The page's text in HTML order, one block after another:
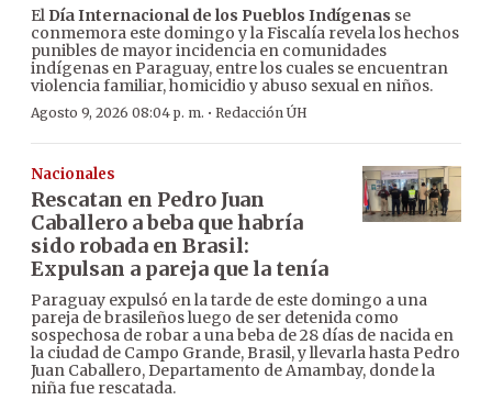
El Día Internacional de los Pueblos Indígenas se
conmemora este domingo y la Fiscalía revela los hechos
punibles de mayor incidencia en comunidades
indígenas en Paraguay, entre los cuales se encuentran
violencia familiar, homicidio y abuso sexual en niños.
Agosto 9, 2026 08:04 p. m. · Redacción ÚH
Nacionales
Rescatan en Pedro Juan
Caballero a beba que habría
sido robada en Brasil:
Expulsan a pareja que la tenía
Paraguay expulsó en la tarde de este domingo a una
pareja de brasileños luego de ser detenida como
sospechosa de robar a una beba de 28 días de nacida en
la ciudad de Campo Grande, Brasil, y llevarla hasta Pedro
Juan Caballero, Departamento de Amambay, donde la
niña fue rescatada.